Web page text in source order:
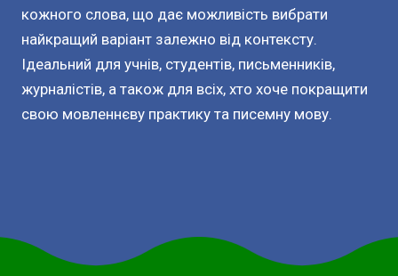
кожного слова, що дає можливість вибрати
найкращий варіант залежно від контексту.
Ідеальний для учнів, студентів, письменників,
журналістів, а також для всіх, хто хоче покращити
свою мовленнєву практику та писемну мову.